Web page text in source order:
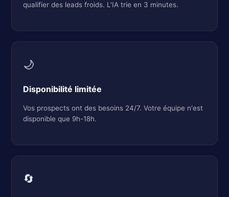
qualifier des leads froids. L'IA trie en 3 minutes.
🌙
Disponibilité limitée
Vos prospects ont des besoins 24/7. Votre équipe n'est
disponible que 9h-18h.
🔄